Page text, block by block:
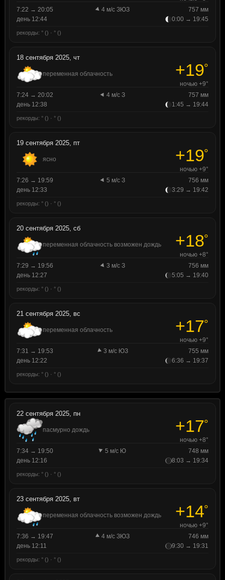
7:22 → 20:05
4 м/с ЗЮЗ
757 мм
день 12:44
0:00 → 19:45
рекорды: ° () · ° ()
18 сентября 2025, чт
переменная облачность +19°
ночью +9°
7:24 → 20:02
4 м/с З
757 мм
день 12:38
1:45 → 19:44
рекорды: ° () · ° ()
19 сентября 2025, пт
ясно +19°
ночью +9°
7:26 → 19:59
5 м/с З
756 мм
день 12:33
3:29 → 19:42
рекорды: ° () · ° ()
20 сентября 2025, сб
переменная облачность возможен дождь +18°
ночью +8°
7:29 → 19:56
3 м/с З
756 мм
день 12:27
5:05 → 19:40
рекорды: ° () · ° ()
21 сентября 2025, вс
переменная облачность +17°
ночью +9°
7:31 → 19:53
3 м/с ЮЗ
755 мм
день 12:22
6:36 → 19:37
рекорды: ° () · ° ()
22 сентября 2025, пн
пасмурно дождь +17°
ночью +8°
7:34 → 19:50
5 м/с Ю
748 мм
день 12:16
8:03 → 19:34
рекорды: ° () · ° ()
23 сентября 2025, вт
переменная облачность возможен дождь +14°
ночью +9°
7:36 → 19:47
4 м/с ЗЮЗ
746 мм
день 12:11
9:30 → 19:31
рекорды: ° () · ° ()